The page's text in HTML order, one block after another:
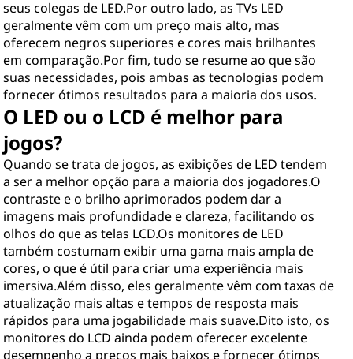
seus colegas de LED.Por outro lado, as TVs LED
geralmente vêm com um preço mais alto, mas
oferecem negros superiores e cores mais brilhantes
em comparação.Por fim, tudo se resume ao que são
suas necessidades, pois ambas as tecnologias podem
fornecer ótimos resultados para a maioria dos usos.
O LED ou o LCD é melhor para
jogos?
Quando se trata de jogos, as exibições de LED tendem
a ser a melhor opção para a maioria dos jogadores.O
contraste e o brilho aprimorados podem dar a
imagens mais profundidade e clareza, facilitando os
olhos do que as telas LCD.Os monitores de LED
também costumam exibir uma gama mais ampla de
cores, o que é útil para criar uma experiência mais
imersiva.Além disso, eles geralmente vêm com taxas de
atualização mais altas e tempos de resposta mais
rápidos para uma jogabilidade mais suave.Dito isto, os
monitores do LCD ainda podem oferecer excelente
desempenho a preços mais baixos e fornecer ótimos